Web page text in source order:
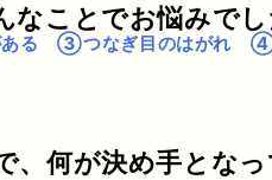
なことでお悩みでし
ある ③つなぎ目のはがれ
、何が決め手とな